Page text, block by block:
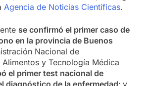
Agencia de Noticias Científicas.
se confirmó el primer caso de
en la provincia de Buenos
Nacional de
y Tecnología Médica
el primer test nacional de
diagnóstico de la enfermedad; y